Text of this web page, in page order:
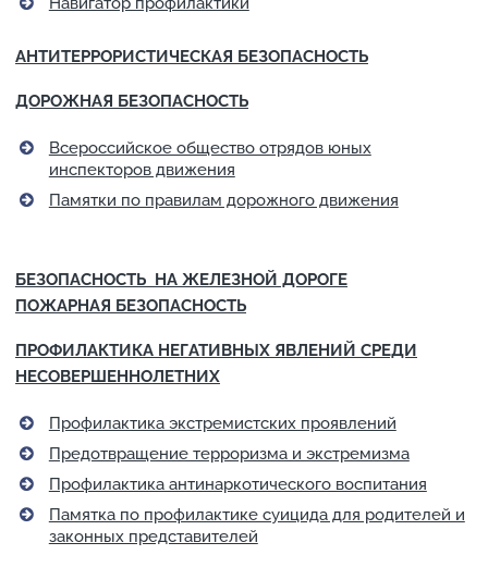
АНТИТЕРРОРИСТИЧЕСКАЯ БЕЗОПАСНОСТЬ
ДОРОЖНАЯ БЕЗОПАСНОСТЬ
Всероссийское общество отрядов юных
инспекторов движения
Памятки по правилам дорожного движения
БЕЗОПАСНОСТЬ НА ЖЕЛЕЗНОЙ ДОРОГЕ
ПОЖАРНАЯ БЕЗОПАСНОСТЬ
ПРОФИЛАКТИКА НЕГАТИВНЫХ ЯВЛЕНИЙ СРЕДИ
НЕСОВЕРШЕННОЛЕТНИХ
Профилактика экстремистских проявлений
Предотвращение терроризма и экстремизма
Профилактика антинаркотического воспитания
Памятка по профилактике суицида для родителей и
законных представителей